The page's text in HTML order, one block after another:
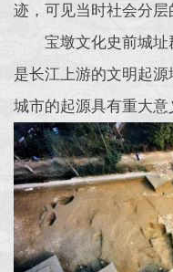
迹，可见当时社会分层
宝墩文化史前城
是长江上游的文明起
城市的起源具有重大意